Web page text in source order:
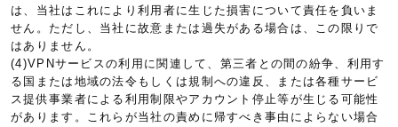
は、当社はこれにより利用者に生じた損害について責任を負いま
せん。ただし、当社に故意または過失がある場合は、この限りで
はありません。
(4)VPNサービスの利用に関連して、第三者との間の紛争、利用す
る国または地域の法令もしくは規制への違反、または各種サービ
ス提供事業者による利用制限やアカウント停止等が生じる可能性
があります。これらが当社の責めに帰すべき事由によらない場合